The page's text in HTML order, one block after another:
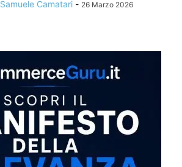
Samuele Camatari - 26 Marzo 2026